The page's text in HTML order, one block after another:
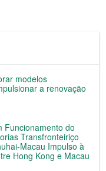
modelos
a renovação
Funcionamento do
Transfronteiriço
Macau Impulso à
Hong Kong e Macau